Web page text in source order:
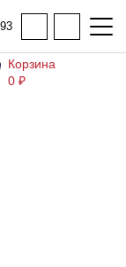
Корзина
0 ₽